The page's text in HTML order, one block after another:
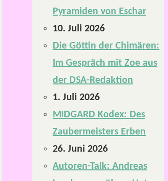
Pyramiden von Eschar
10. Juli 2026
Die Göttin der Chimären:
Im Gespräch mit Zoe aus
der DSA-Redaktion
1. Juli 2026
MIDGARD Kodex: Des
Zaubermeisters Erben
26. Juni 2026
Autoren-Talk: Andreas